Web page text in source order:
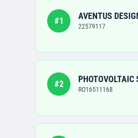
#1 AVENTUS
22579117
#2
RO16511168